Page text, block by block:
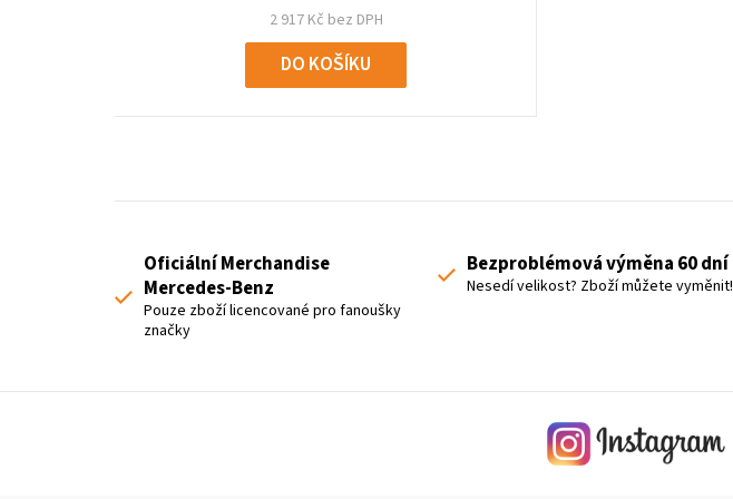
2 917 Kč bez DPH
DO KOŠÍKU
Oficiální Merchandise
Mercedes-Benz
Pouze zboží licencované pro fanoušky
značky
Bezproblémová výměna 60 dní
Nesedí velikost? Zboží můžete vyměnit!